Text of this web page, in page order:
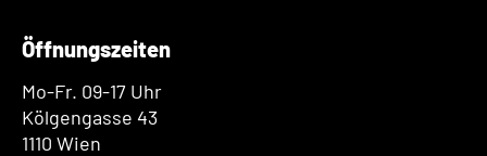
Öffnungszeiten
Mo-Fr. 09-17 Uhr
Kölgengasse 43
1110 Wien